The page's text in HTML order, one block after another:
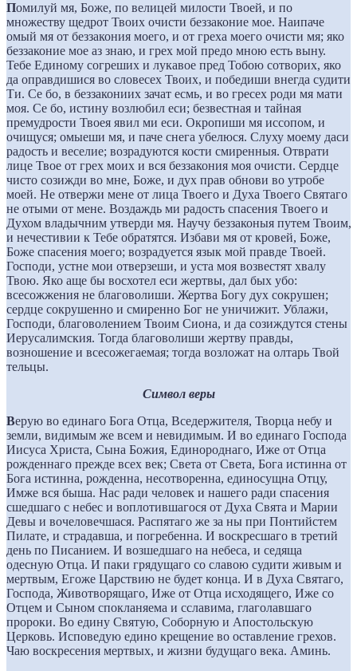
Помилуй мя, Боже, по велицей милости Твоей, и по
множеству щедрот Твоих очисти беззаконие мое. Наипаче
омый мя от беззакония моего, и от греха моего очисти мя; яко
беззаконие мое аз знаю, и грех мой предо мною есть выну.
Тебе Единому согреших и лукавое пред Тобою сотворих, яко
да оправдишися во словесех Твоих, и победиши внегда судити
Ти. Се бо, в беззакониих зачат есмь, и во гресех роди мя мати
моя. Се бо, истину возлюбил еси; безвестная и тайная
премудрости Твоея явил ми еси. Окропиши мя иссопом, и
очищуся; омыеши мя, и паче снега убелюся. Слуху моему даси
радость и веселие; возрадуются кости смиренныя. Отврати
лице Твое от грех моих и вся беззакония моя очисти. Сердце
чисто созижди во мне, Боже, и дух прав обнови во утробе
моей. Не отвержи мене от лица Твоего и Духа Твоего Святаго
не отыми от мене. Воздаждь ми радость спасения Твоего и
Духом владычним утверди мя. Научу беззаконыя путем Твоим,
и нечестивии к Тебе обратятся. Избави мя от кровей, Боже,
Боже спасения моего; возрадуется язык мой правде Твоей.
Господи, устне мои отверзеши, и уста моя возвестят хвалу
Твою. Яко аще бы восхотел еси жертвы, дал бых убо:
всесожжения не благоволиши. Жертва Богу дух сокрушен;
сердце сокрушенно и смиренно Бог не уничижит. Ублажи,
Господи, благоволением Твоим Сиона, и да созиждутся стены
Иерусалимския. Тогда благоволиши жертву правды,
возношение и всесожегаемая; тогда возложат на oлтарь Твой
тельцы.
Символ веры
Верую во единаго Бога Отца, Вседержителя, Творца небу и
земли, видимым же всем и невидимым. И во единаго Господа
Иисуса Христа, Сына Божия, Единороднаго, Иже от Отца
рожденнаго прежде всех век; Света от Света, Бога истинна от
Бога истинна, рожденна, несотворенна, единосущна Отцу,
Имже вся быша. Нас ради человек и нашего ради спасения
сшедшаго с небес и воплотившагося от Духа Свята и Марии
Девы и вочеловечшася. Распятаго же за ны при Понтийстем
Пилате, и страдавша, и погребенна. И воскресшаго в третий
день по Писанием. И возшедшаго на небеса, и седяща
одесную Отца. И паки грядущаго со славою судити живым и
мертвым, Егоже Царствию не будет конца. И в Духа Святаго,
Господа, Животворящаго, Иже от Отца исходящего, Иже со
Отцем и Сыном спокланяема и сславима, глаголавшаго
пророки. Во едину Святую, Соборную и Апостольскую
Церковь. Исповедую едино крещение во оставление грехов.
Чаю воскресения мертвых, и жизни будущаго века. Аминь.